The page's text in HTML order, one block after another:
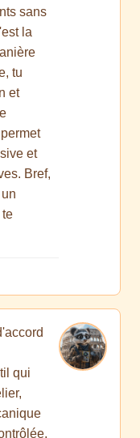
sans
la
tu
et
et
Bref,
te
qui